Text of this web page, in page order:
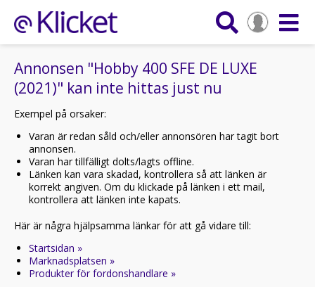
Annonsen "Hobby 400 SFE DE LUXE
(2021)" kan inte hittas just nu
Exempel på orsaker:
Varan är redan såld och/eller annonsören har tagit bort
annonsen.
Varan har tillfälligt dolts/lagts offline.
Länken kan vara skadad, kontrollera så att länken är
korrekt angiven. Om du klickade på länken i ett mail,
kontrollera att länken inte kapats.
Här är några hjälpsamma länkar för att gå vidare till:
Startsidan »
Marknadsplatsen »
Produkter för fordonshandlare »